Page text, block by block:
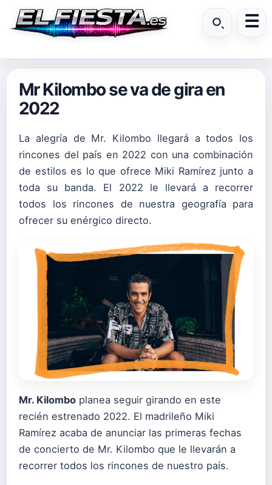
Mr Kilombo se va de gira en
2022
La alegría de Mr. Kilombo llegará a todos los
rincones del país en 2022 con una combinación
de estilos es lo que ofrece Miki Ramírez junto a
toda su banda. El 2022 le llevará a recorrer
todos los rincones de nuestra geografía para
ofrecer su enérgico directo.
Mr. Kilombo planea seguir girando en este
recién estrenado 2022. El madrileño Miki
Ramírez acaba de anunciar las primeras fechas
de concierto de Mr. Kilombo que le llevarán a
recorrer todos los rincones de nuestro país.